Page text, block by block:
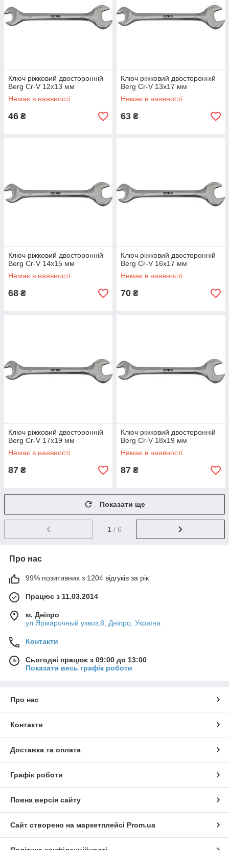
Ключ ріжковий двосторонній
Berg Cr-V 12х13 мм
Немає в наявності
46 ₴
Ключ ріжковий двосторонній
Berg Cr-V 13x17 мм
Немає в наявності
63 ₴
Ключ ріжковий двосторонній
Berg Cr-V 14х15 мм
Немає в наявності
68 ₴
Ключ ріжковий двосторонній
Berg Cr-V 16х17 мм
Немає в наявності
70 ₴
Ключ ріжковий двосторонній
Berg Cr-V 17x19 мм
Немає в наявності
87 ₴
Ключ ріжковий двосторонній
Berg Cr-V 18х19 мм
Немає в наявності
87 ₴
Показати ще
1 / 6
Про нас
99% позитивних з 1204 відгуків за рік
Працює з 11.03.2014
м. Дніпро
ул.Ярмарочный узвоз,8, Дніпро, Україна
Контакти
Сьогодні працює з 09:00 до 13:00
Показати весь графік роботи
Про нас
Контакти
Доставка та оплата
Графік роботи
Повна версія сайту
Сайт створено на маркетплейсі Prom.ua